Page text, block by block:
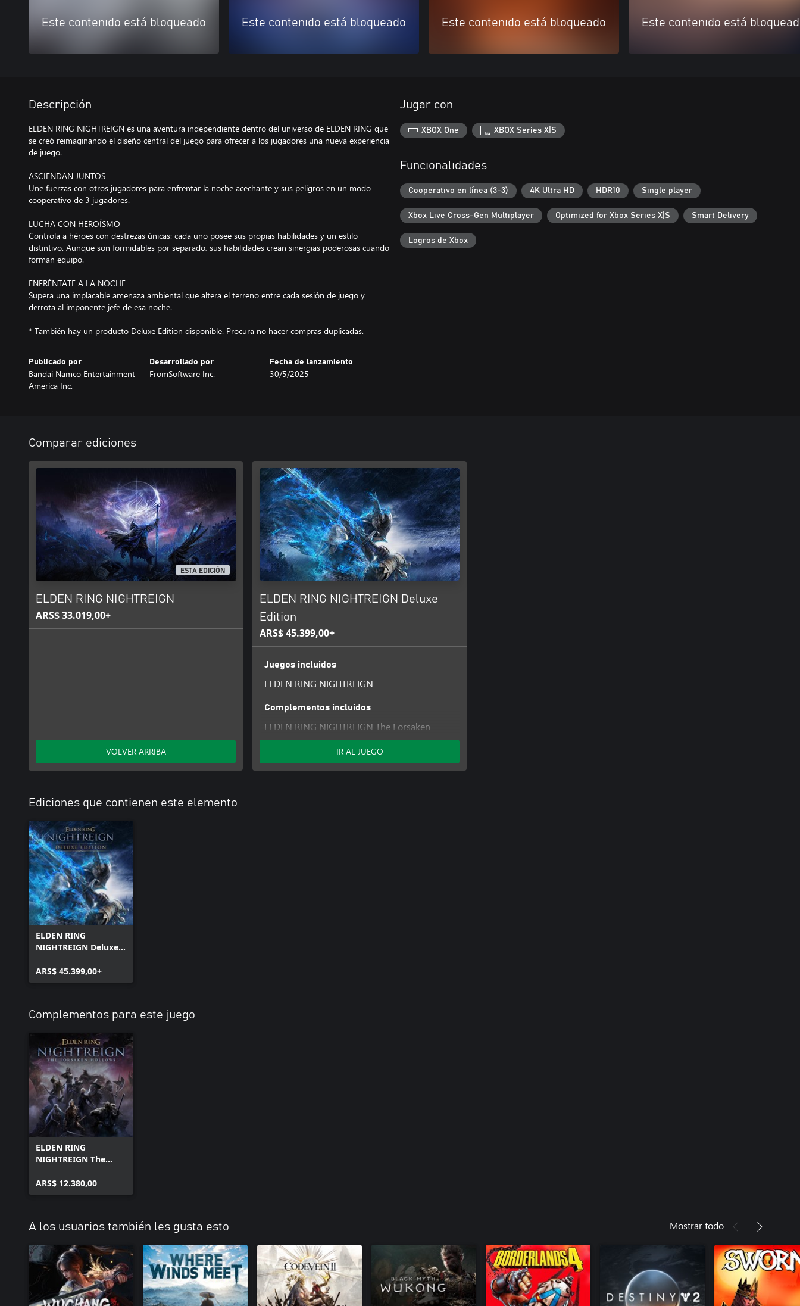
Este contenido está bloqueado Este contenido está bloqueado Este contenido está bloqueado Este contenido está
Descripción
ELDEN RING NIGHTREIGN es una aventura independiente dentro del universo de ELDEN RING que
se creó reimaginando el diseño central del juego para ofrecer a los jugadores una nueva experiencia
de juego.
ASCIENDAN JUNTOS
Une fuerzas con otros jugadores para enfrentar la noche acechante y sus peligros en un modo
cooperativo de 3 jugadores.
LUCHA CON HEROÍSMO
Controla a héroes con destrezas únicas: cada uno posee sus propias habilidades y un estilo
distintivo. Aunque son formidables por separado, sus habilidades crean sinergias poderosas cuando
forman equipo.
ENFRÉNTATE A LA NOCHE
Supera una implacable amenaza ambiental que altera el terreno entre cada sesión de juego y
derrota al imponente jefe de esa noche.
* También hay un producto Deluxe Edition disponible. Procura no hacer compras duplicadas.
Publicado por
Bandai Namco Entertainment
America Inc.
Desarrollado por
FromSoftware Inc.
Fecha de lanzamiento
30/5/2025
Jugar con
XBOX One XBOX Series X|S
Funcionalidades
Cooperativo en línea (3-3) 4K Ultra HD HDR10 Single player
Xbox Live Cross-Gen Multiplayer Optimized for Xbox Series X|S Smart Delivery
Logros de Xbox
Comparar ediciones
ESTA EDICIÓN
ELDEN RING NIGHTREIGN
ARS$ 33.019,00+
VOLVER ARRIBA
ELDEN RING NIGHTREIGN Deluxe
Edition
ARS$ 45.399,00+
Juegos incluidos
ELDEN RING NIGHTREIGN
Complementos incluidos
ELDEN RING NIGHTREIGN The Forsaken
Hollows
IR AL JUEGO
Ediciones que contienen este elemento
ELDEN RING
NIGHTREIGN Deluxe
ARS$ 45.399,00+
Complementos para este juego
ELDEN RING
NIGHTREIGN The
ARS$ 12.380,00
A los usuarios también les gusta esto Mostrar todo